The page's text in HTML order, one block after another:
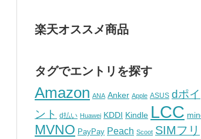
楽天オススメ商品
タグでエントリを探す
Amazon ANA Anker Apple ASUS dポイ
ント
d払い Huawei KDDI Kindle LCC
MVNO PayPay Peach Scoot SIMフリ